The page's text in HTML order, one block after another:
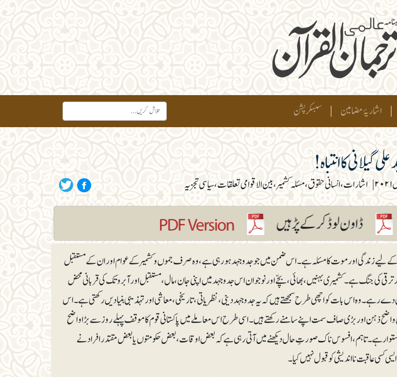
| اشاریۂ مضامین | سبسکرپشن
گیلانی کا انتباہ!
| اشارات، انسانی حقوق، مسئلہ کشمیر، بین الاقوامی تعلقات، سیاسی تجزیہ
کے لیے زندگی اور موت کا مسئلہ ہے۔ اس ضمن میں جو جدوجہد ہورہی ہے، وہ صرف جموں و کشمیر کے عوام اور ان کے مستقبل
ترقی کی جنگ ہے۔ کشمیری بہنیں، بھائی، بچّے اور نوجوان اس جدوجہد میں اپنی جان، مال، مستقبل اور آبرو تک کی قربانی محض
رہے۔ وہ اس بات کو اچھی طرح سمجھتے ہیں کہ یہ جدوجہد دینی، نظریاتی، تاریخی، معاشی اور تہذیبی بنیادیں رکھتی ہے۔ اس
واضح ذہن اور بڑی صاف سمت اپنے سامنے رکھتے ہیں۔اسی طرح اس معاملے میں پاکستانی قوم کا موقف پہلے روز سے بڑا واضح
ہے۔ تاہم، افسوس ناک صورتِ حال دیکھنے میں آتی رہی ہے کہ بعض اوقات، بعض حکومتوں یا بعض مقتدر افراد نے
کسی عاقبت نااندیشی کو قبول نہیں کیا۔